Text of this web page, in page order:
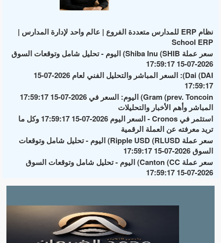
نظام ERP للمدارس متعددة الفروع | عالم واحد لإدارة المدارس |
School ERP
سعر عملة Shiba Inu (SHIB) اليوم - تحليل شامل وتوقعات السوق
2026-07-15 17:59:17
Dai (DAI): السعر المباشر والتحليل الفني لعام 2026-07-15
17:59:17
Gram (prev. Toncoin) اليوم: السعر في 2026-07-15 17:59:17
المباشر وأهم الأخبار والتحليلات
استثمر في Cronos - السعر اليوم 2026-07-15 17:59:17 وكل ما
تريد معرفته عن العملة الرقمية
سعر عملة Ripple USD (RLUSD) اليوم - تحليل شامل وتوقعات
السوق 2026-07-15 17:59:17
سعر عملة Canton (CC) اليوم - تحليل شامل وتوقعات السوق
2026-07-15 17:59:17